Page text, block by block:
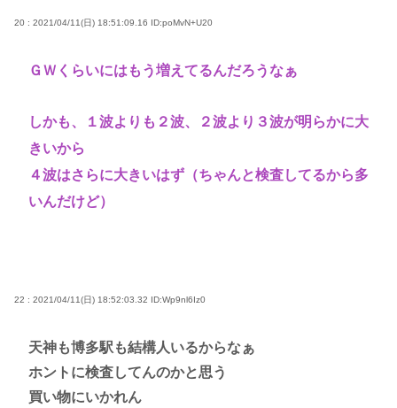
20 : 2021/04/11(日) 18:51:09.16 ID:poMvN+U20
ＧＷくらいにはもう増えてるんだろうなぁ
しかも、１波よりも２波、２波より３波が明らかに大
きいから
４波はさらに大きいはず（ちゃんと検査してるから多
いんだけど）
22 : 2021/04/11(日) 18:52:03.32 ID:Wp9nl6Iz0
天神も博多駅も結構人いるからなぁ
ホントに検査してんのかと思う
買い物にいかれん